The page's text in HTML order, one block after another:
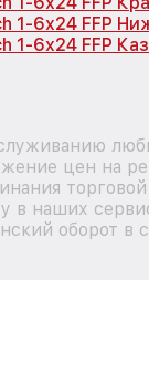
1-6x24 FFP
1-6x24 FFP
цен на
в наших
оборот в